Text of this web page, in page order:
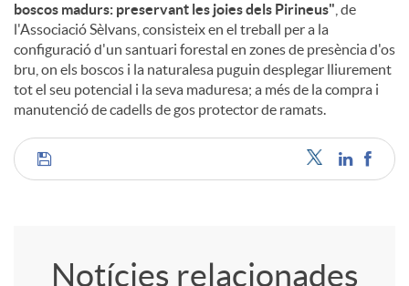
boscos madurs: preservant les joies dels Pirineus" , de
l'Associació Sèlvans, consisteix en el treball per a la
configuració d'un santuari forestal en zones de presència d'os
bru, on els boscos i la naturalesa puguin desplegar lliurement
tot el seu potencial i la seva maduresa; a més de la compra i
manutenció de cadells de gos protector de ramats.
C
Notícies relacionades